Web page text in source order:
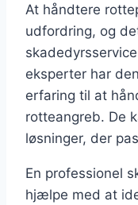
At håndtere
udfordring, og
eksperter har
erfaring til at
rotteangreb. De
løsninger, der
En professionel
hjælpe med at